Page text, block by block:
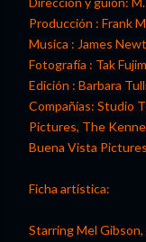
Producción : Frank
Musica : James
Fotografía : Tak
Edición : Barbara
Compañías: Studio
Pictures, The
Buena Vista
Ficha artística:
Starring Mel Gibson,